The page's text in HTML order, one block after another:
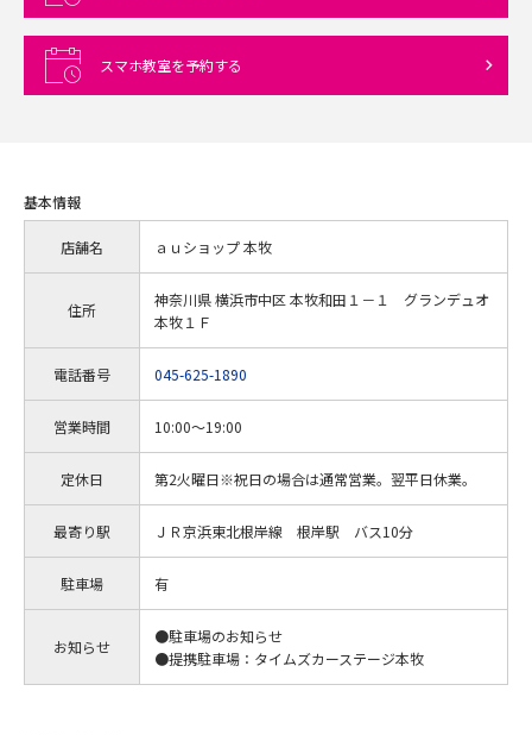
スマホ教室を予約する
基本情報
店舗名 ａｕショップ 本牧
住所
神奈川県 横浜市中区 本牧和田１－１ グランデュオ
本牧１Ｆ
電話番号 045-625-1890
営業時間 10:00～19:00
定休日 第2火曜日※祝日の場合は通常営業。翌平日休業。
最寄り駅 ＪＲ京浜東北根岸線 根岸駅 バス10分
駐車場 有
お知らせ
●駐車場のお知らせ
●提携駐車場：タイムズカーステージ本牧